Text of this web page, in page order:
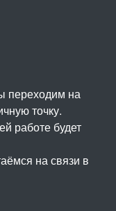
переходим на
точку.
работе будет
на связи в